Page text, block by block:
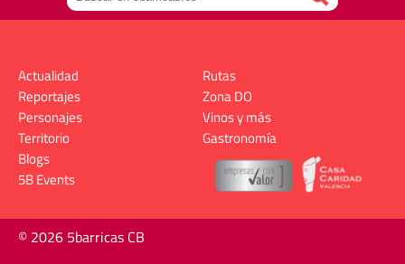
Actualidad
Reportajes
Personajes
Territorio
Rutas
Zona DO
Vinos y más
Gastronomía
Blogs
5B Events
© 2026 5barricas CB